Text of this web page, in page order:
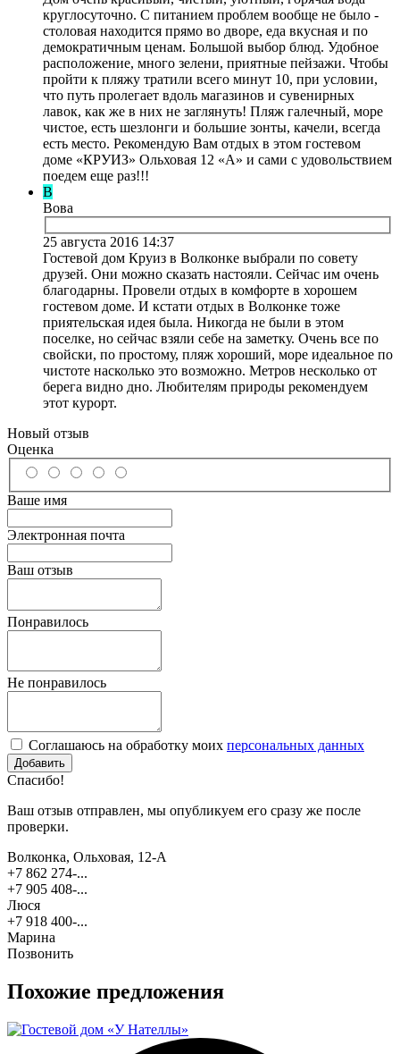
круглосуточно. С питанием проблем вообще не было -
столовая находится прямо во дворе, еда вкусная и по
демократичным ценам. Большой выбор блюд. Удобное
расположение, много зелени, приятные пейзажи. Чтобы
пройти к пляжу тратили всего минут 10, при условии,
что путь пролегает вдоль магазинов и сувенирных
лавок, как же в них не заглянуть! Пляж галечный, море
чистое, есть шезлонги и большие зонты, качели, всегда
есть место. Рекомендую Вам отдых в этом гостевом
доме «КРУИЗ» Ольховая 12 «А» и сами с удовольствием
поедем еще раз!!!
В
Вова
25 августа 2016 14:37
Гостевой дом Круиз в Волконке выбрали по совету
друзей. Они можно сказать настояли. Сейчас им очень
благодарны. Провели отдых в комфорте в хорошем
гостевом доме. И кстати отдых в Волконке тоже
приятельская идея была. Никогда не были в этом
поселке, но сейчас взяли себе на заметку. Очень все по
свойски, по простому, пляж хороший, море идеальное по
чистоте насколько это возможно. Метров несколько от
берега видно дно. Любителям природы рекомендуем
этот курорт.
Новый отзыв
Оценка
Ваше имя
Электронная почта
Ваш отзыв
Понравилось
Не понравилось
Соглашаюсь на обработку моих персональных данных
Спасибо!
Ваш отзыв отправлен, мы опубликуем его сразу же после
проверки.
Волконка, Ольховая, 12-А
+7 862 274-...
+7 905 408-...
Люся
+7 918 400-...
Марина
Позвонить
Похожие предложения